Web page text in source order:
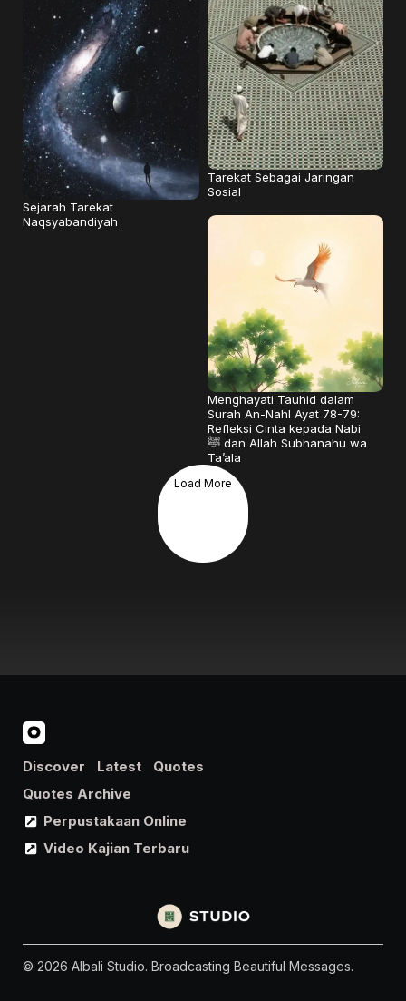
Tarekat Sebagai Jaringan
Sosial
Sejarah Tarekat
Naqsyabandiyah
Menghayati Tauhid dalam
Surah An-Nahl Ayat 78-79:
Refleksi Cinta kepada Nabi
ﷺ dan Allah Subhanahu wa
Ta’ala
Load More
Discover Latest
Quotes
Quotes Archive
Perpustakaan Online
Video Kajian Terbaru
© 2026 Albali Studio. Broadcasting Beautiful Messages.